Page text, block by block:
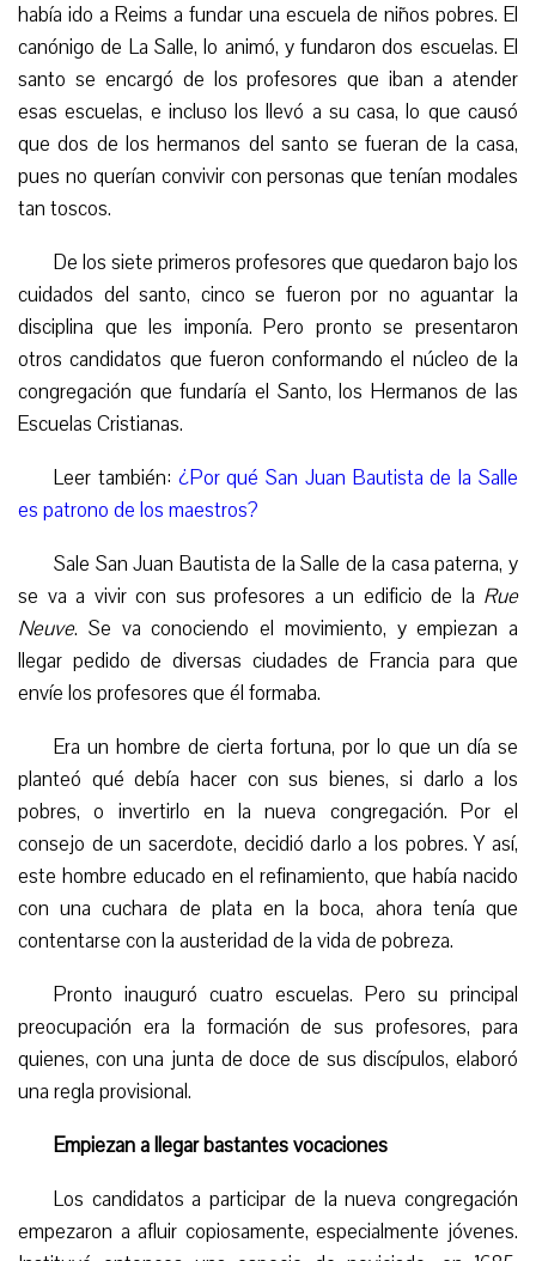
había ido a Reims a fundar una escuela de niños pobres. El
canónigo de La Salle, lo animó, y fundaron dos escuelas. El
santo se encargó de los profesores que iban a atender
esas escuelas, e incluso los llevó a su casa, lo que causó
que dos de los hermanos del santo se fueran de la casa,
pues no querían convivir con personas que tenían modales
tan toscos.
De los siete primeros profesores que quedaron bajo los
cuidados del santo, cinco se fueron por no aguantar la
disciplina que les imponía. Pero pronto se presentaron
otros candidatos que fueron conformando el núcleo de la
congregación que fundaría el Santo, los Hermanos de las
Escuelas Cristianas.
Leer también: ¿Por qué San Juan Bautista de la Salle
es patrono de los maestros?
Sale San Juan Bautista de la Salle de la casa paterna, y
se va a vivir con sus profesores a un edificio de la Rue
Neuve. Se va conociendo el movimiento, y empiezan a
llegar pedido de diversas ciudades de Francia para que
envíe los profesores que él formaba.
Era un hombre de cierta fortuna, por lo que un día se
planteó qué debía hacer con sus bienes, si darlo a los
pobres, o invertirlo en la nueva congregación. Por el
consejo de un sacerdote, decidió darlo a los pobres. Y así,
este hombre educado en el refinamiento, que había nacido
con una cuchara de plata en la boca, ahora tenía que
contentarse con la austeridad de la vida de pobreza.
Pronto inauguró cuatro escuelas. Pero su principal
preocupación era la formación de sus profesores, para
quienes, con una junta de doce de sus discípulos, elaboró
una regla provisional.
Empiezan a llegar bastantes vocaciones
Los candidatos a participar de la nueva congregación
empezaron a afluir copiosamente, especialmente jóvenes.